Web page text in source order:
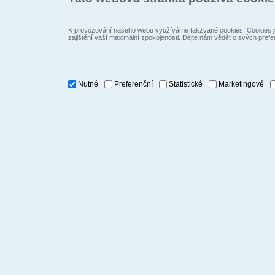
K provozování našeho webu využíváme takzvané cookies.
zajištění vaší maximální spokojenosti. Dejte nám vědět o svých
Nutné Preferenční Statistické Marketingové